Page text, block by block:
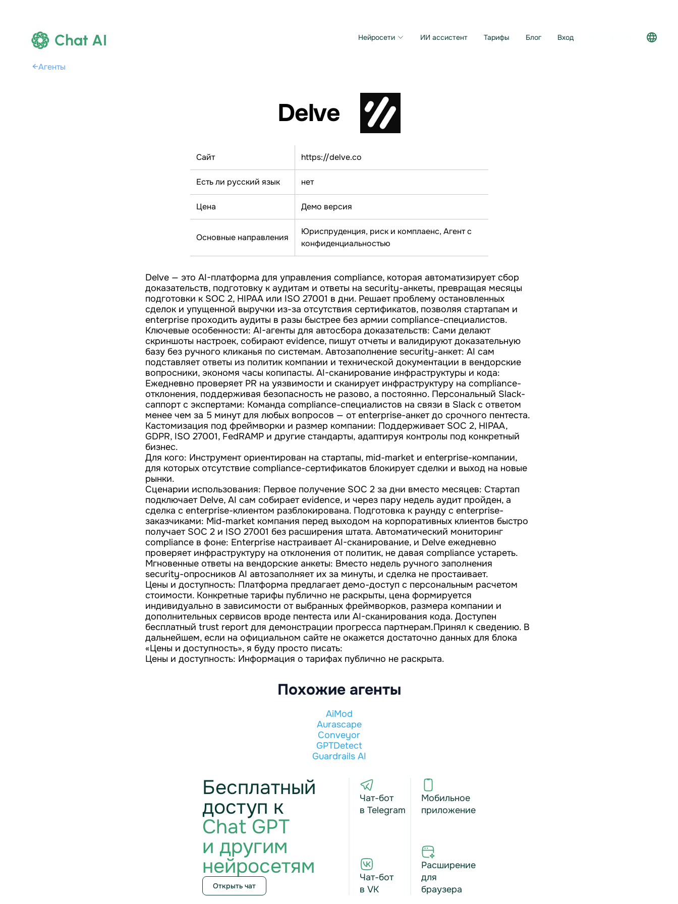
Chat AI Нейросети ИИ ассистент Тарифы Блог Вход
←Агенты
Delve
Сайт https://delve.co
Есть ли русский язык нет
Цена Демо версия
Основные направления
Юриспруденция, риск и комплаенс, Агент с
конфиденциальностью
Delve — это AI-платформа для управления compliance, которая автоматизирует сбор
доказательств, подготовку к аудитам и ответы на security-анкеты, превращая месяцы
подготовки к SOC 2, HIPAA или ISO 27001 в дни. Решает проблему остановленных
сделок и упущенной выручки из-за отсутствия сертификатов, позволяя стартапам и
enterprise проходить аудиты в разы быстрее без армии compliance-специалистов.
Ключевые особенности: AI-агенты для автосбора доказательств: Сами делают
скриншоты настроек, собирают evidence, пишут отчеты и валидируют доказательную
базу без ручного кликанья по системам. Автозаполнение security-анкет: AI сам
подставляет ответы из политик компании и технической документации в вендорские
вопросники, экономя часы копипасты. AI-сканирование инфраструктуры и кода:
Ежедневно проверяет PR на уязвимости и сканирует инфраструктуру на compliance-
отклонения, поддерживая безопасность не разово, а постоянно. Персональный Slack-
саппорт с экспертами: Команда compliance-специалистов на связи в Slack с ответом
менее чем за 5 минут для любых вопросов — от enterprise-анкет до срочного пентеста.
Кастомизация под фреймворки и размер компании: Поддерживает SOC 2, HIPAA,
GDPR, ISO 27001, FedRAMP и другие стандарты, адаптируя контролы под конкретный
бизнес.
Для кого: Инструмент ориентирован на стартапы, mid-market и enterprise-компании,
для которых отсутствие compliance-сертификатов блокирует сделки и выход на новые
рынки.
Сценарии использования: Первое получение SOC 2 за дни вместо месяцев: Стартап
подключает Delve, AI сам собирает evidence, и через пару недель аудит пройден, а
сделка с enterprise-клиентом разблокирована. Подготовка к раунду с enterprise-
заказчиками: Mid-market компания перед выходом на корпоративных клиентов быстро
получает SOC 2 и ISO 27001 без расширения штата. Автоматический мониторинг
compliance в фоне: Enterprise настраивает AI-сканирование, и Delve ежедневно
проверяет инфраструктуру на отклонения от политик, не давая compliance устареть.
Мгновенные ответы на вендорские анкеты: Вместо недель ручного заполнения
security-опросников AI автозаполняет их за минуты, и сделка не простаивает.
Цены и доступность: Платформа предлагает демо-доступ с персональным расчетом
стоимости. Конкретные тарифы публично не раскрыты, цена формируется
индивидуально в зависимости от выбранных фреймворков, размера компании и
дополнительных сервисов вроде пентеста или AI-сканирования кода. Доступен
бесплатный trust report для демонстрации прогресса партнерам.Принял к сведению. В
дальнейшем, если на официальном сайте не окажется достаточно данных для блока
«Цены и доступность», я буду просто писать:
Цены и доступность: Информация о тарифах публично не раскрыта.
Похожие агенты
AiMod
Aurascape
Conveyor
GPTDetect
Guardrails AI
Бесплатный
доступ к
Chat GPT
и другим
нейросетям
Открыть чат
Чат-бот
в Telegram
Чат-бот
в VK
Мобильное
приложение
Расширение
для
браузера